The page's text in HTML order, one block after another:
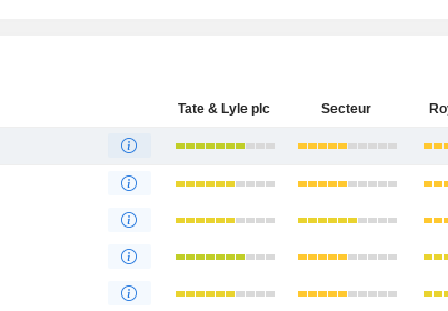
Tate & Lyle plc Secteur